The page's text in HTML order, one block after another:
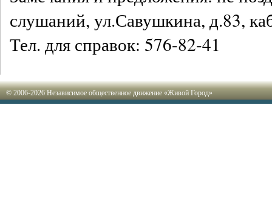
слушаний, ул.Савушкина, д.83,
Тел. для справок: 576-82-41
© 2006-2026 Независимое общественное движение «Живой Город»